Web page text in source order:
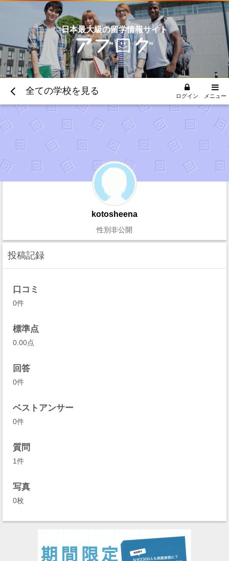
日本最大級の留学情報サイト
全ての学校を見る ログイン メニュー
kotosheena
性別非公開
投稿記録
口コミ
0件
標準点
0.00点
回答
0件
ベストアンサー
0件
質問
1件
写真
0枚